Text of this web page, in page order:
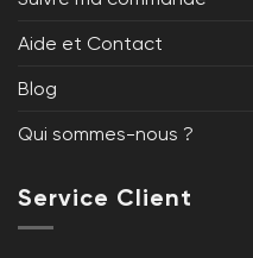
Aide et Contact
Blog
Qui sommes-nous ?
Service Client